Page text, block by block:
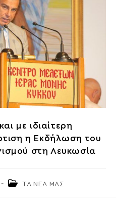
με ιδιαίτερη
η Εκδήλωση του
στη Λευκωσία
PostΤΑ ΝΕΑ ΜΑΣ